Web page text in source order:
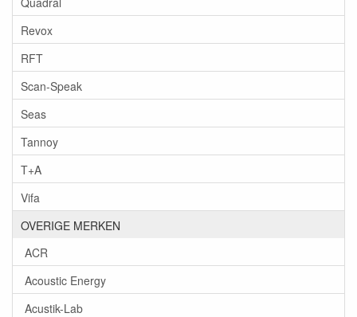
Revox
RFT
Scan-Speak
Seas
Tannoy
T+A
Vifa
OVERIGE MERKEN
ACR
Acoustic Energy
Acustik-Lab